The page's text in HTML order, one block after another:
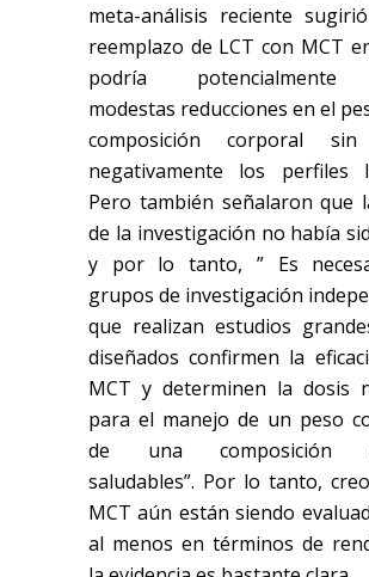
meta-análisis reciente
reemplazo de LCT con MCT
podría potencialmente
modestas reducciones en el
composición corporal
negativamente los perfiles
Pero también señalaron que
de la investigación no había
y por lo tanto, ” Es
grupos de investigación
que realizan estudios
diseñados confirmen la
MCT y determinen la dosis
para el manejo de un peso
de una composición
saludables”. Por lo tanto,
MCT aún están siendo
al menos en términos de